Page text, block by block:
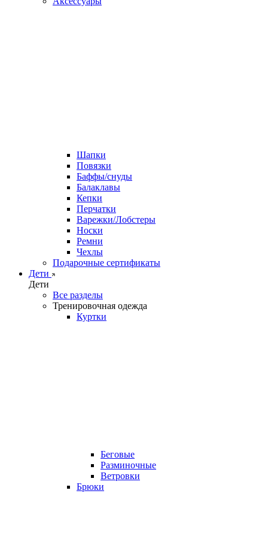
Шапки
Повязки
Баффы/снуды
Балаклавы
Кепки
Перчатки
Варежки/Лобстеры
Носки
Ремни
Чехлы
Подарочные сертификаты
Дети
Дети
Все разделы
Тренировочная одежда
Куртки
Беговые
Разминочные
Ветровки
Брюки